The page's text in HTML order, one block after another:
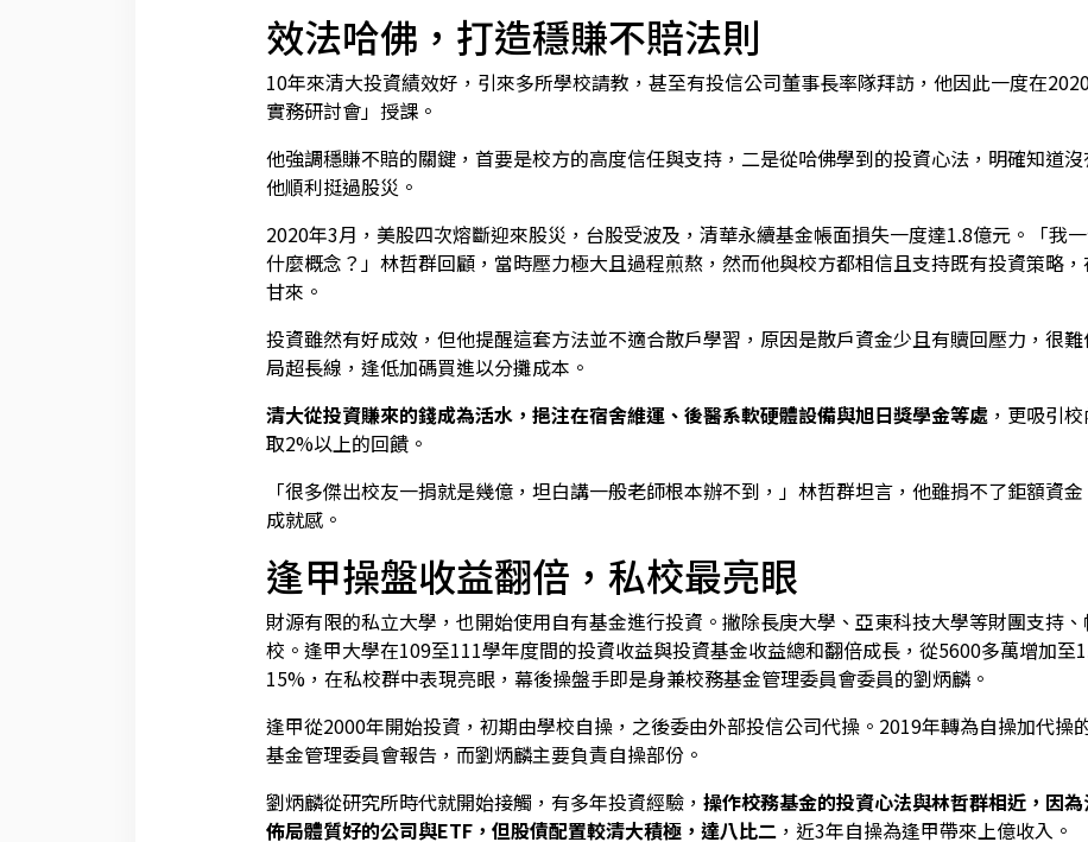
效法哈佛，打造穩賺不賠法則
10年來清大投資績效好，引來多所學校請教，甚至有投信公司董事長率隊拜訪，他因此一度在
實務研討會」授課。
他強調穩賺不賠的關鍵，首要是校方的高度信任與支持，二是從哈佛學到的投資心法，明確知道
他順利挺過股災。
2020年3月，美股四次熔斷迎來股災，台股受波及，清華永續基金帳面損失一度達1.8億元。「我
什麼概念？」林哲群回顧，當時壓力極大且過程煎熬，然而他與校方都相信且支持既有投資策略
甘來。
投資雖然有好成效，但他提醒這套方法並不適合散戶學習，原因是散戶資金少且有贖回壓力，很
局超長線，逢低加碼買進以分攤成本。
清大從投資賺來的錢成為活水，挹注在宿舍維運、後醫系軟硬體設備與旭日獎學金等處 ，更吸引
取2%以上的回饋。
「很多傑出校友一捐就是幾億，坦白講一般老師根本辦不到，」林哲群坦言，他雖捐不了鉅額資
成就感。
逢甲操盤收益翻倍，私校最亮眼
財源有限的私立大學，也開始使用自有基金進行投資。撇除長庚大學、亞東科技大學等財團支持
校。逢甲大學在109至111學年度間的投資收益與投資基金收益總和翻倍成長，從5600多萬增加至
15%，在私校群中表現亮眼，幕後操盤手即是身兼校務基金管理委員會委員的劉炳麟。
逢甲從2000年開始投資，初期由學校自操，之後委由外部投信公司代操。2019年轉為自操加代操
基金管理委員會報告，而劉炳麟主要負責自操部份。
劉炳麟從研究所時代就開始接觸，有多年投資經驗， 操作校務基金的投資心法與林哲群相近，因
佈局體質好的公司與ETF，但股債配置較清大積極，達八比二 ，近3年自操為逢甲帶來上億收入。